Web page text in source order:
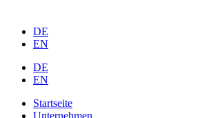
DE
EN
DE
EN
Startseite